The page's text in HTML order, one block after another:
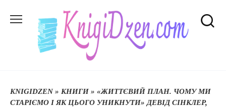
до
KNIGIDZEN» КНИГИ » «ЖИТТЄВИЙ ПЛАН. ЧОМУ МИ
СТАРІЄМО І ЯК ЦЬОГО УНИКНУТИ» ДЕВІД СІНКЛЕР,